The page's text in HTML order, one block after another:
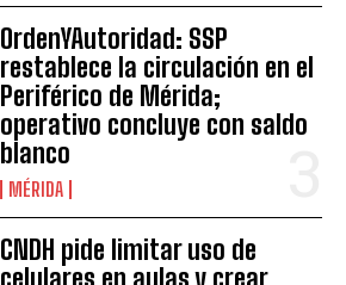
OrdenYAutoridad: SSP
restablece la circulación en el
Periférico de Mérida;
operativo concluye con saldo
blanco
MÉRIDA
CNDH pide limitar uso de